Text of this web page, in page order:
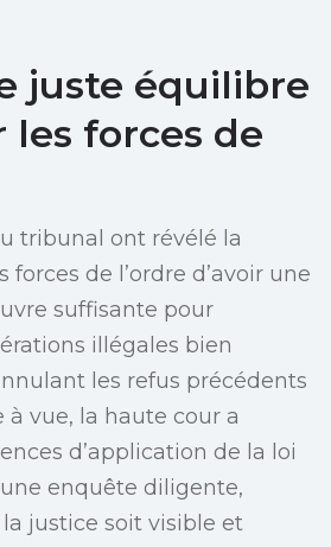
juste équilibre
les forces de
tribunal ont révélé la
forces de l’ordre d’avoir une
suffisante pour
illégales bien
les refus précédents
vue, la haute cour a
d’application de la loi
enquête diligente,
justice soit visible et